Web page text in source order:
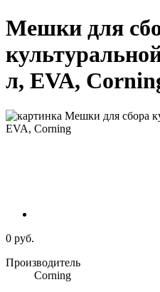
Мешки для
л, EVA,
0 руб.
Производитель
Corning